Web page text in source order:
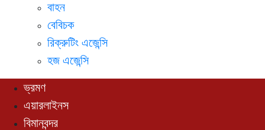
বাহন
বেবিচক
রিক্রুটিং এজেন্সি
হজ এজেন্সি
ভ্রমণ
এয়ারলাইনস
বিমানবন্দর